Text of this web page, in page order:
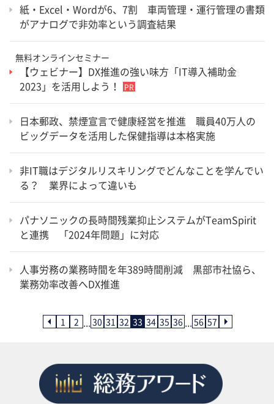
紙・Excel・Wordが6、7割 車両管理・運行管理の書類
がアナログで非効率という調査結果
無料オンラインセミナー
【ウェビナー】DX推進の強い味方「IT導入補助金
2023」を活用しよう！
日本郵政、禁煙宣言で健康経営を推進 職員40万人の
ビッグデータを活用した保健指導は本格実施
非IT職はデジタルリスキリングでどんなことを学んでい
る？ 業界によって違いも
パナソニックの長時間残業抑止システムがTeamSpirit
と連携 「2024年問題」に対応
人事労務の業務時間を年389時間削減 黒部市社協ら、
業務効率改善へDX推進
1 2 ... 30 31 32 33 34 35 36 ... 56 57